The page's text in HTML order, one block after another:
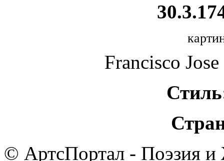
Francisco
© АртсПортал - Поэзия